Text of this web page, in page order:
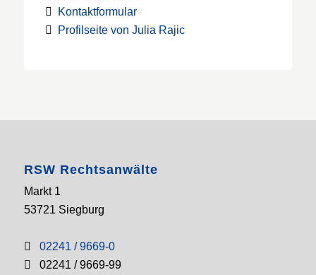
Kontaktformular
Profilseite von Julia Rajic
RSW Rechtsanwälte
Markt 1
53721 Siegburg
02241 / 9669-0
02241 / 9669-99